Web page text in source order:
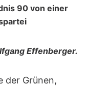
90 von einer
Effenberger.
der Grünen,